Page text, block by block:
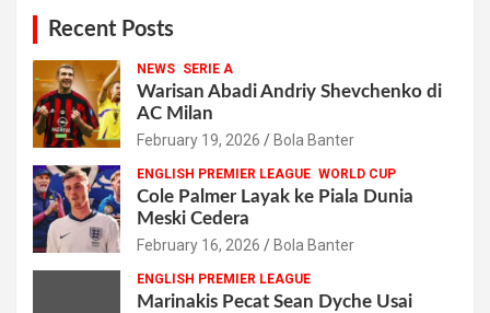
Recent Posts
NEWS SERIE A
Warisan Abadi Andriy Shevchenko di
AC Milan
February 19, 2026 Bola Banter
ENGLISH PREMIER LEAGUE WORLD CUP
Cole Palmer Layak ke Piala Dunia
Meski Cedera
February 16, 2026 Bola Banter
ENGLISH PREMIER LEAGUE
Marinakis Pecat Sean Dyche Usai